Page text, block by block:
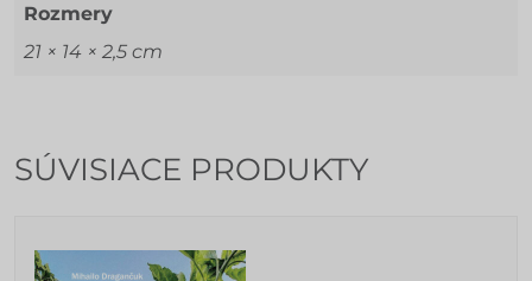
Rozmery
21 × 14 × 2,5 cm
SÚVISIACE PRODUKTY